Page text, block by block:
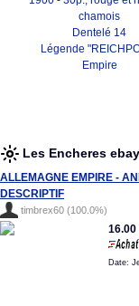
chamois
Dentelé 14
Légende
Empire
Les Encheres
ALLEMAGNE EMPIRE -
DESCRIPTIF
timbrex60 (100.0%)
16.00
Date: